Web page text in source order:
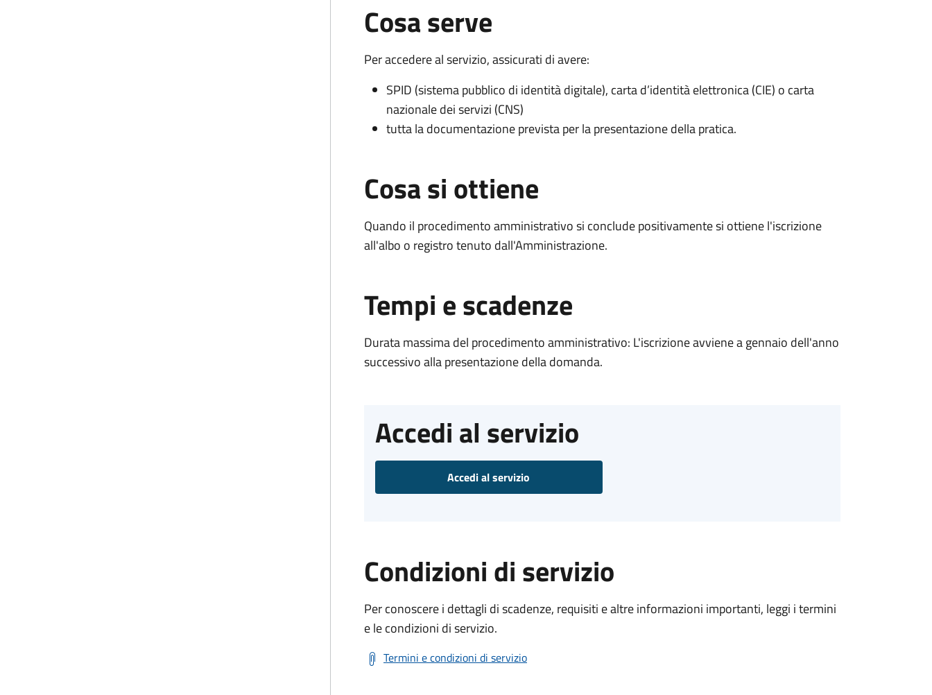
Cosa serve
Per accedere al servizio, assicurati di avere:
SPID (sistema pubblico di identità digitale), carta d’identità elettronica (CIE) o carta
nazionale dei servizi (CNS)
tutta la documentazione prevista per la presentazione della pratica.
Cosa si ottiene
Quando il procedimento amministrativo si conclude positivamente si ottiene l'iscrizione
all'albo o registro tenuto dall'Amministrazione.
Tempi e scadenze
Durata massima del procedimento amministrativo: L'iscrizione avviene a gennaio dell'anno
successivo alla presentazione della domanda.
Accedi al servizio
Accedi al servizio
Condizioni di servizio
Per conoscere i dettagli di scadenze, requisiti e altre informazioni importanti, leggi i termini
e le condizioni di servizio.
Termini e condizioni di servizio